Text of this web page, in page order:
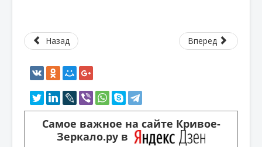
Назад Вперед
Самое важное на сайте Кривое-
Зеркало.ру в